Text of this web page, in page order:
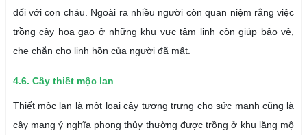
đối với con cháu. Ngoài ra nhiều người còn quan niệm rằng việc
trồng cây hoa gạo ở những khu vực tâm linh còn giúp bảo vệ,
che chắn cho linh hồn của người đã mất.
4.6. Cây thiết mộc lan
Thiết mộc lan là một loại cây tượng trưng cho sức mạnh cũng là
cây mang ý nghĩa phong thủy thường được trồng ở khu lăng mộ